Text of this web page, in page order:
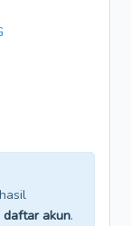
daftar akun.